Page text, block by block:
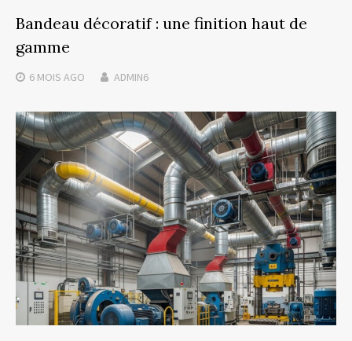
Bandeau décoratif : une finition haut de
gamme
6 MOIS AGO ADMIN6